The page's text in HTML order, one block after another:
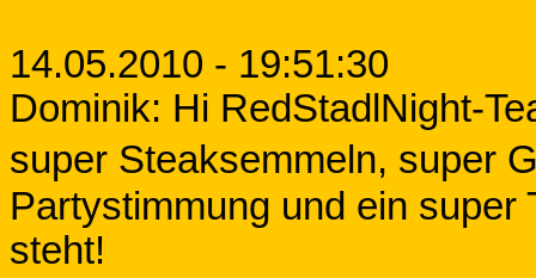
14.05.2010 - 19:51:30
Dominik: Hi RedStadlNight-
super Steaksemmeln, super
Partystimmung und ein super
steht!